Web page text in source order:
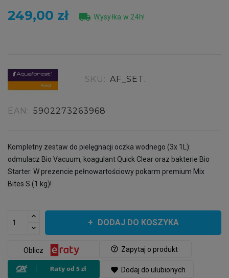
249,00 zł local_shipping Wysyłka w 24h!
SKU: AF_SET.
EAN: 5902273263968
Kompletny zestaw do pielęgnacji oczka wodnego (3x 1L):
odmulacz Bio Vacuum, koagulant Quick Clear oraz bakterie Bio
Starter. W prezencie pełnowartościowy pokarm premium Mix
Bites S (1 kg)!
DODAJ DO KOSZYKA
help_outline Zapytaj o produkt
Oblicz
favorite Dodaj do ulubionych